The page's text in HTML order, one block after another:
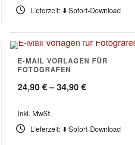
Lieferzeit: ⬇️ Sofort-Download
E-MAIL VORLAGEN FÜR
FOTOGRAFEN
24,90€–34,90€Preisspanne:
34,90 €
Inkl. MwSt.
Lieferzeit: ⬇️ Sofort-Download